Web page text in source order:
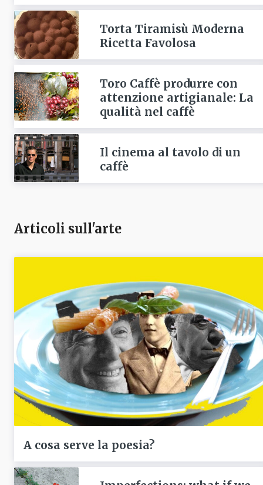
Torta Tiramisù Moderna
Ricetta Favolosa
Toro Caffè produrre con
attenzione artigianale: La
qualità nel caffè
Il cinema al tavolo di un
caffè
Articoli sull'arte
A cosa serve la poesia?